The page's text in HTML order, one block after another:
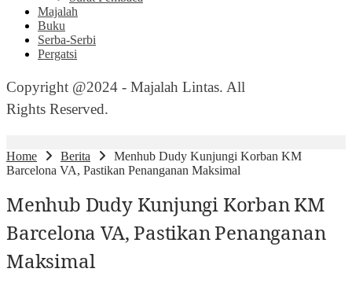
Majalah
Buku
Serba-Serbi
Pergatsi
Copyright @2024 - Majalah Lintas. All
Rights Reserved.
Home Berita
Menhub Dudy Kunjungi Korban KM
Barcelona VA, Pastikan Penanganan Maksimal
Menhub Dudy Kunjungi Korban KM
Barcelona VA, Pastikan Penanganan
Maksimal